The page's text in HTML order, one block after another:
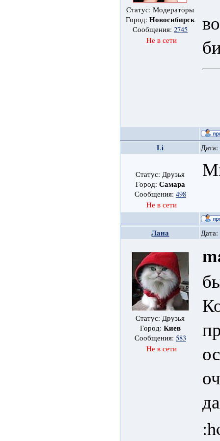
Статус: Модераторы
Город: Новосибирск
Сообщения:2745
Не в сети
Li
Статус: Друзья
Город: Самара
Сообщения: 498
Не в сети
Лана
Статус: Друзья
Город: Kиев
Сообщения: 583
Не в сети